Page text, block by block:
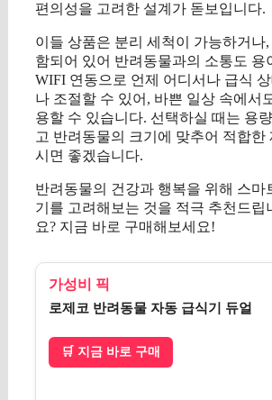
편의성을 고려한 설계가 돋보입니다.
이들 상품은 분리 세척이 가능하거나
함되어 있어 반려동물과의 소통도 용
WIFI 연동으로 언제 어디서나 급식
나 조절할 수 있어, 바쁜 일상 속에서
용할 수 있습니다. 선택하실 때는 용
고 반려동물의 크기에 맞추어 적합한
시면 좋겠습니다.
반려동물의 건강과 행복을 위해 스마
기를 고려해보는 것을 적극 추천드립
요? 지금 바로 구매해보세요!
가성비 픽
로제코 반려동물 자동 급식기 듀얼
🛒 지금 바로 구매